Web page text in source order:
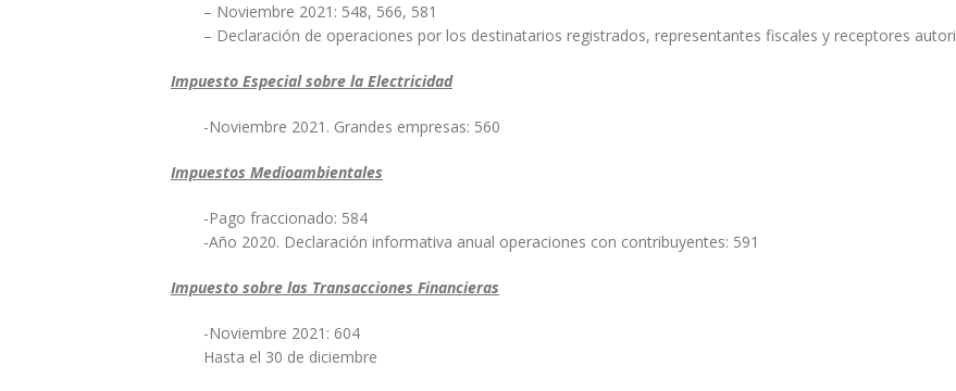
– Noviembre 2021: 548, 566, 581
– Declaración de operaciones por los destinatarios registrados, representantes fiscales y receptores
Impuesto Especial sobre la Electricidad
-Noviembre 2021. Grandes empresas: 560
Impuestos Medioambientales
-Pago fraccionado: 584
-Año 2020. Declaración informativa anual operaciones con contribuyentes: 591
Impuesto sobre las Transacciones Financieras
-Noviembre 2021: 604
Hasta el 30 de diciembre